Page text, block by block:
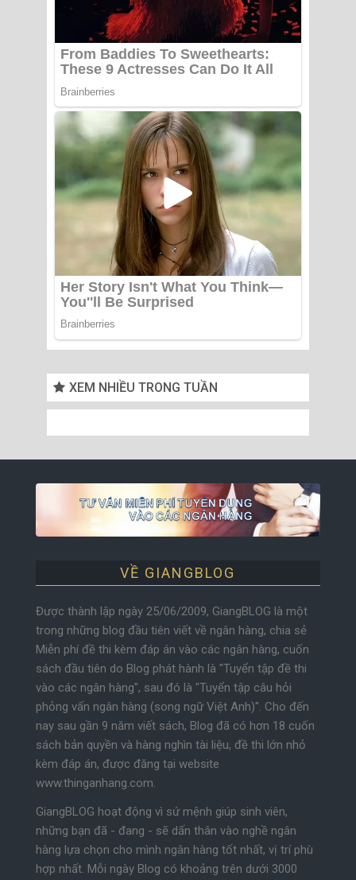
XEM NHIỀU TRONG TUẦN
VỀ GIANGBLOG
Được thành lập ngày 25/06/2009, GiangBLOG là một
trong những blog đầu tiên viết về ngân hàng, chia sẻ
Miễn phí đề thi kèm đáp án vào các ngân hàng, cuốn
sách đầu tiên do Blog phát hành là "Tuyển tập đề thi
vào các ngân hàng", sau đó là "Tuyển tập câu hỏi
phỏng vấn ngân hàng (song ngữ Việt Anh)". Cho đến
nay sau gần 9 năm viết sách, Blog đã có hơn 18 cuốn
sách bản quyền và hàng nghìn tài liệu, đề thi lớn nhỏ
kèm đáp án, được đăng tại website
www.thinganhang.com.
GiangBLOG hoạt động vì sứ mệnh giúp sinh viên,
những bạn đã - đang - sẽ dấn thân vào nghề ngân
hàng lựa chọn cho mình ngân hàng tốt nhất, vị trí phù
hợp nhất. Mỗi ngày Blog có khoảng trên dưới 3000